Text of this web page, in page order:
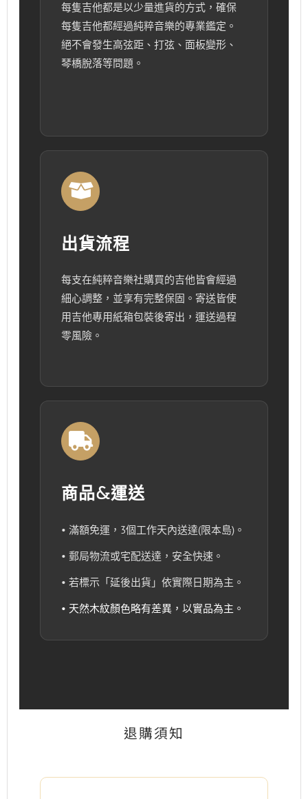
每隻吉他都是以少量進貨的方式，確保
每隻吉他都經過純粹音樂的專業鑑定。
絕不會發生高弦距、打弦、面板變形、
琴橋脫落等問題。
出貨流程
每支在純粹音樂社購買的吉他皆會經過
細心調整，並享有完整保固。寄送皆使
用吉他專用紙箱包裝後寄出，運送過程
零風險。
商品&運送
• 滿額免運，3個工作天內送達(限本島)。
• 郵局物流或宅配送達，安全快速。
• 若標示「延後出貨」依實際日期為主。
• 天然木紋顏色略有差異，以實品為主。
退購須知